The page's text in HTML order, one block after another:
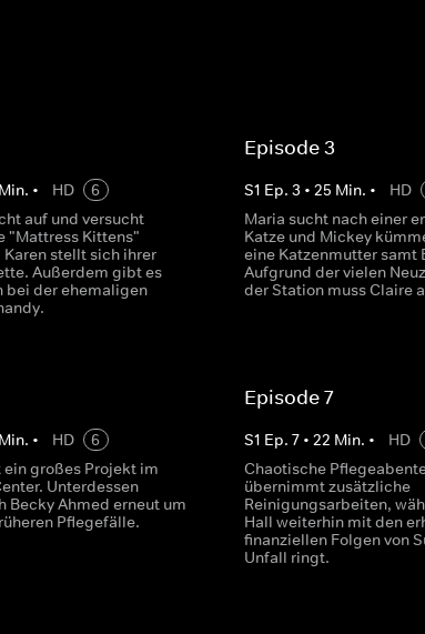
Min. • HD
6
auf und versucht
"Mattress Kittens"
stellt sich ihrer
Außerdem gibt es
bei der ehemaligen
Episode 3
S1 Ep. 3 • 25 Min. • HD
Maria sucht nach einer
Katze und Mickey
eine Katzenmutter samt
Aufgrund der vielen
der Station muss Claire
Min. • HD
6
großes Projekt im
Unterdessen
Becky Ahmed erneut um
Pflegefälle.
Episode 7
S1 Ep. 7• 22 Min. • HD
Chaotische
übernimmt zusätzliche
Reinigungsarbeiten,
Hall weiterhin mit den
finanziellen Folgen von
Unfall ringt.